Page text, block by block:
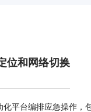
位和网络切换
化平台编排应急操作，